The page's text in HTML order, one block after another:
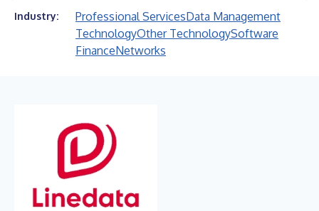
Industry: Professional ServicesData Management
TechnologyOther TechnologySoftware
FinanceNetworks